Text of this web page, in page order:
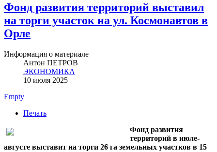
Фонд развития территорий выставил
на торги участок на ул. Космонавтов в
Орле
Информация о материале
Антон ПЕТРОВ
ЭКОНОМИКА
10 июля 2025
Empty
Печать
Фонд развития
территорий в июле-
августе выставит на торги 26 га земельных участков в 15